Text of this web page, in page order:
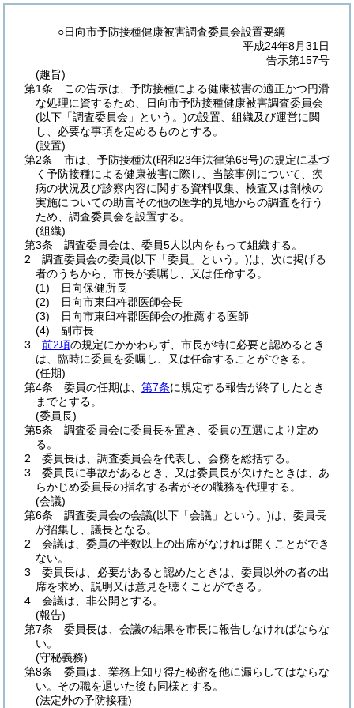
○日向市予防接種健康被害調査委員会設置要綱
平成24年8月31日
告示第157号
(趣旨)
第1条
この告示は、予防接種による健康被害の適正かつ円滑
な処理に資するため、日向市予防接種健康被害調査委員会
(以下「調査委員会」という。)の設置、組織及び運営に関
し、必要な事項を定めるものとする。
(設置)
第2条
市は、予防接種法(昭和23年法律第68号)の規定に基づ
く予防接種による健康被害に際し、当該事例について、疾
病の状況及び診察内容に関する資料収集、検査又は剖検の
実施についての助言その他の医学的見地からの調査を行う
ため、調査委員会を設置する。
(組織)
第3条
調査委員会は、委員5人以内をもって組織する。
2
調査委員会の委員(以下「委員」という。)は、次に掲げる
者のうちから、市長が委嘱し、又は任命する。
(1)
日向保健所長
(2)
日向市東臼杵郡医師会長
(3)
日向市東臼杵郡医師会の推薦する医師
(4)
副市長
3
前2項の規定にかかわらず、市長が特に必要と認めるとき
は、臨時に委員を委嘱し、又は任命することができる。
(任期)
第4条
委員の任期は、 第7条に規定する報告が終了したとき
までとする。
(委員長)
第5条
調査委員会に委員長を置き、委員の互選により定め
る。
2
委員長は、調査委員会を代表し、会務を総括する。
3
委員長に事故があるとき、又は委員長が欠けたときは、あ
らかじめ委員長の指名する者がその職務を代理する。
(会議)
第6条
調査委員会の会議(以下「会議」という。)は、委員長
が招集し、議長となる。
2
会議は、委員の半数以上の出席がなければ開くことができ
ない。
3
委員長は、必要があると認めたときは、委員以外の者の出
席を求め、説明又は意見を聴くことができる。
4
会議は、非公開とする。
(報告)
第7条
委員長は、会議の結果を市長に報告しなければならな
い。
(守秘義務)
第8条
委員は、業務上知り得た秘密を他に漏らしてはならな
い。 その職を退いた後も同様とする。
(法定外の予防接種)